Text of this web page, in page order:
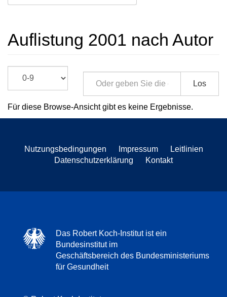
Auflistung 2001 nach Autor
Los
Für diese Browse-Ansicht gibt es keine Ergebnisse.
Nutzungsbedingungen Impressum
Leitlinien
Datenschutzerklärung
Kontakt
Das Robert Koch-Institut ist ein
Bundesinstitut im
Geschäftsbereich des Bundesministeriums
für Gesundheit